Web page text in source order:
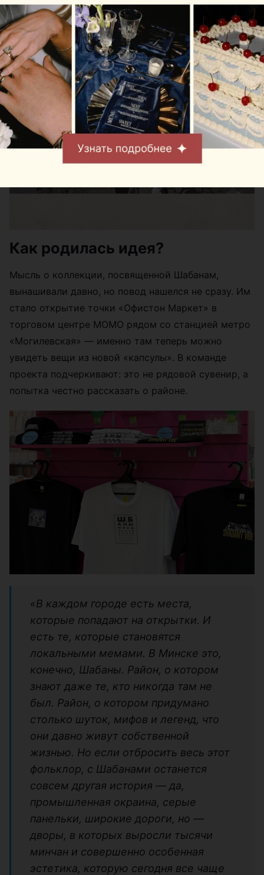
Как родилась идея?
Мысль о коллекции, посвященной Шабанам,
вынашивали давно, но повод нашелся не сразу. Им
стало открытие точки «Офистон Маркет» в
торговом центре МОМО рядом со станцией метро
«Могилевская» — именно там теперь можно
увидеть вещи из новой «капсулы». В команде
проекта подчеркивают: это не рядовой сувенир, а
попытка честно рассказать о районе.
«В каждом городе есть места,
которые попадают на открытки. И
есть те, которые становятся
локальными мемами. В Минске это,
конечно, Шабаны. Район, о котором
знают даже те, кто никогда там не
был. Район, о котором придумано
столько шуток, мифов и легенд, что
они давно живут собственной
жизнью. Но если отбросить весь этот
фольклор, с Шабанами останется
совсем другая история — да,
промышленная окраина, серые
панельки, широкие дороги, но —
дворы, в которых выросли тысячи
минчан и совершенно особенная
эстетика, которую сегодня все чаще